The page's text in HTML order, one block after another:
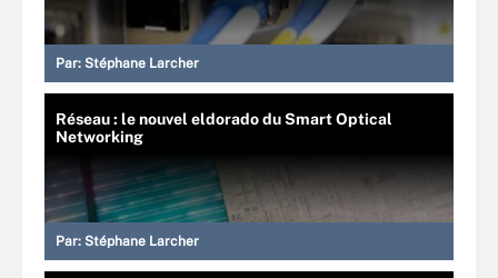
Par: Stéphane Larcher
Réseau : le nouvel eldorado du Smart Optical
Networking
Par: Stéphane Larcher